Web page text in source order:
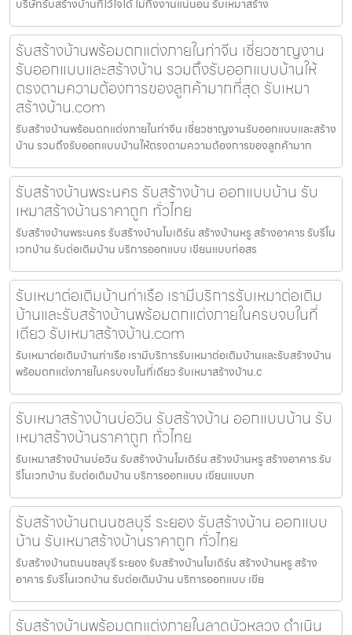
บริษัทรับสร้างบ้านที่ไว้ใจได้ ไม่ทิ้งงานแน่นอน รับเหมาสร้าง
รับสร้างบ้านพร้อมตกแต่งภายในท่าจีน เชี่ยวชาญงาน
รับออกแบบและสร้างบ้าน รวมถึงรับออกแบบบ้านให้
ตรงตามความต้องการของลูกค้ามากที่สุด รับเหมา
สร้างบ้าน.com
รับสร้างบ้านพร้อมตกแต่งภายในท่าจีน เชี่ยวชาญงานรับออกแบบและสร้าง
บ้าน รวมถึงรับออกแบบบ้านให้ตรงตามความต้องการของลูกค้ามาก
รับสร้างบ้านพระนคร รับสร้างบ้าน ออกแบบบ้าน รับ
เหมาสร้างบ้านราคาถูก ทั่วไทย
รับสร้างบ้านพระนคร รับสร้างบ้านโมเดิร์น สร้างบ้านหรู สร้างอาคาร รับรีโน
เวทบ้าน รับต่อเติมบ้าน บริการออกแบบ เขียนแบบก่อสร
รับเหมาต่อเติมบ้านท่าเรือ เรามีบริการรับเหมาต่อเติม
บ้านและรับสร้างบ้านพร้อมตกแต่งภายในครบจบในที่
เดียว รับเหมาสร้างบ้าน.com
รับเหมาต่อเติมบ้านท่าเรือ เรามีบริการรับเหมาต่อเติมบ้านและรับสร้างบ้าน
พร้อมตกแต่งภายในครบจบในที่เดียว รับเหมาสร้างบ้าน.c
รับเหมาสร้างบ้านบ่อวิน รับสร้างบ้าน ออกแบบบ้าน รับ
เหมาสร้างบ้านราคาถูก ทั่วไทย
รับเหมาสร้างบ้านบ่อวิน รับสร้างบ้านโมเดิร์น สร้างบ้านหรู สร้างอาคาร รับ
รีโนเวทบ้าน รับต่อเติมบ้าน บริการออกแบบ เขียนแบบก
รับสร้างบ้านถนนชลบุรี ระยอง รับสร้างบ้าน ออกแบบ
บ้าน รับเหมาสร้างบ้านราคาถูก ทั่วไทย
รับสร้างบ้านถนนชลบุรี ระยอง รับสร้างบ้านโมเดิร์น สร้างบ้านหรู สร้าง
อาคาร รับรีโนเวทบ้าน รับต่อเติมบ้าน บริการออกแบบ เขีย
รับสร้างบ้านพร้อมตกแต่งภายในลาดบัวหลวง ดำเนิน